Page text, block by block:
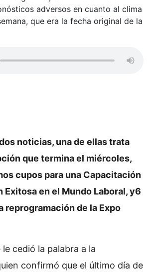
adversos en cuanto al clima
que era la fecha original de la
noticias, una de ellas trata
que termina el miércoles,
cupos para una Capacitación
Exitosa en el Mundo Laboral, y6
reprogramación de la Expo
cedió la palabra a la
confirmó que el último día de